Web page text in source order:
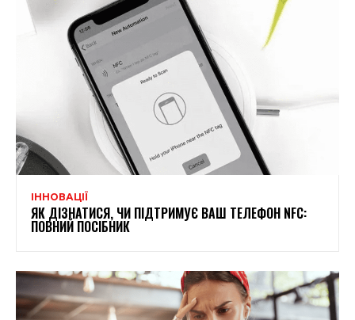
ІННОВАЦІЇ
ЯК ДІЗНАТИСЯ, ЧИ ПІДТРИМУЄ ВАШ ТЕЛЕФОН NFC:
ПОВНИЙ ПОСІБНИК